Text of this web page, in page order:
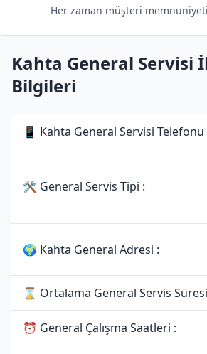
Her zaman müşteri
Kahta General Servisi
Bilgileri
📱 Kahta General Servisi Telefonu
🛠 General Servis Tipi :
🌍 Kahta General Adresi :
⌛ Ortalama General Servis
⏰ General Çalışma Saatleri :